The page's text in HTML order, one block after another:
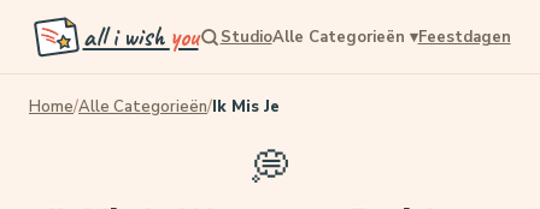
all i wish you StudioAlle Categorieën ▾Feestdagen
Home/Alle Categorieën/Ik Mis Je
💭